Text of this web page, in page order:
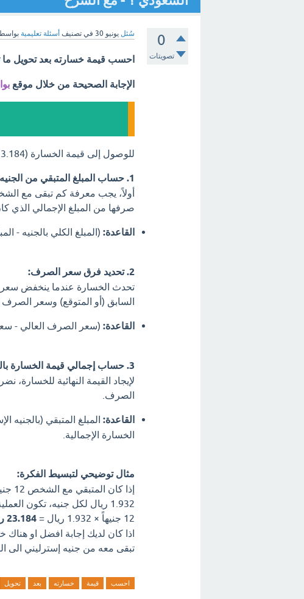
0
تصويتات
سُئل يونيو 30 في تصنيف أسئلة تعليمية
احسب قيمة خسارته بعد تحويل ما
الإجابة الصحيحة من خلال موقع
للوصول إلى قيمة الخسارة (23.184 ريال سعودي)، نتبع الخطوات الرياضية التالية:
1. حساب المبلغ المتبقي من الجنيه الإسترليني:
أولاً، يجب معرفة كم تبقى مع
صرفها من المبلغ الإجمالي الذي
القاعدة: (المبلغ الكلي بالجنيه -
2. تحديد فرق سعر الصرف:
تحدث الخسارة عندما ينخفض
السابق (أو المتوقع) وسعر الصرف
القاعدة: (سعر الصرف العالي -
3. حساب إجمالي قيمة الخسارة بالريال السعودي:
لإيجاد القيمة النهائية
الصرف.
القاعدة: المبلغ المتبقي
الخسارة الإجمالية.
مثال توضيحي لتبسيط الفكرة:
1.932 ريال لكل جنيه، تكون العملية الحسابية:
12 جنيهاً × 1.932 ريال =
23.184 ريال سعودي.
اذا كان لديك إجابة افضل او
تبقى معه من جنيه إسترليني الى
احسب قيمة خسارته بعد تحويل